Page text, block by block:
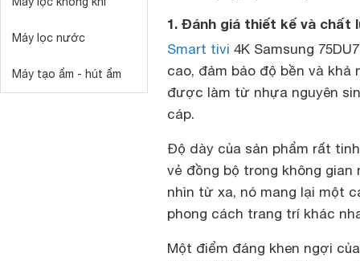
Máy lọc nước
Máy tạo ẩm - hút ẩm
1. Đánh giá thiết kế và chất
Smart tivi 4K Samsung
cao, đảm bảo độ bền và
được làm từ nhựa nguyên
cáp.
Độ dày của sản phẩm rất
vẻ đồng bộ trong không
nhìn từ xa, nó mang lại một
phong cách trang trí khác
Một điểm đáng khen ngợi